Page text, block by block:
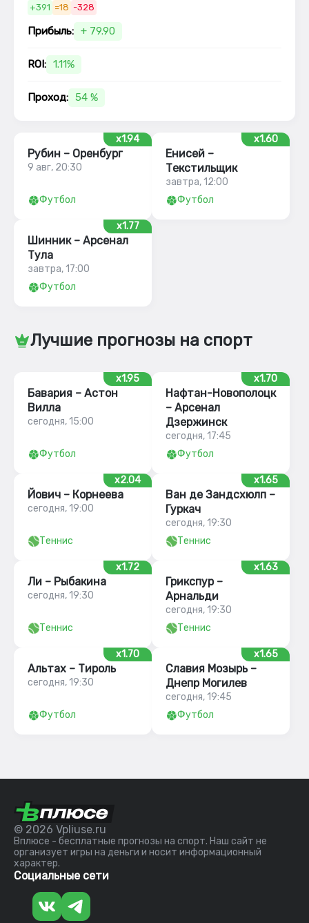
+391 =18 -328
Прибыль: + 79.90
ROI: 1.11%
Проход: 54 %
x1.94
Рубин – Оренбург
9 авг, 20:30
Футбол
x1.60
Енисей –
Текстильщик
завтра, 12:00
Футбол
x1.77
Шинник – Арсенал
Тула
завтра, 17:00
Футбол
Лучшие прогнозы на спорт
x1.95
Бавария – Астон
Вилла
сегодня, 15:00
Футбол
x1.70
Нафтан-Новополоцк
– Арсенал
Дзержинск
сегодня, 17:45
Футбол
x2.04
Йович – Корнеева
сегодня, 19:00
Теннис
x1.65
Ван де Зандсхюлп –
Гуркач
сегодня, 19:30
Теннис
x1.72
Ли – Рыбакина
сегодня, 19:30
Теннис
x1.63
Грикспур –
Арнальди
сегодня, 19:30
Теннис
x1.70
Альтах – Тироль
сегодня, 19:30
Футбол
x1.65
Славия Мозырь –
Днепр Могилев
сегодня, 19:45
Футбол
© 2026 Vpliuse.ru
Вплюсе - бесплатные прогнозы на спорт. Наш сайт не
организует игры на деньги и носит информационный
характер.
Социальные сети